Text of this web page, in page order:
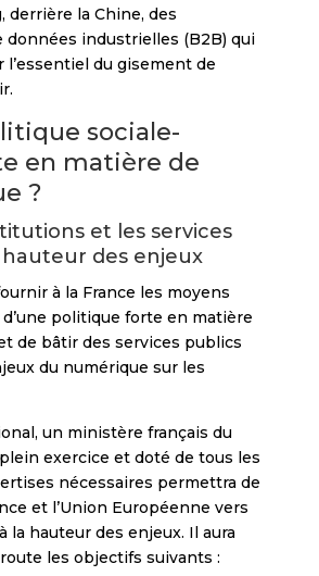
derrière la Chine, des
données industrielles (B2B) qui
du gisement de
sociale-
en matière de
?
et les services
des enjeux
à la France les moyens
politique forte en matière
de bâtir des services publics
du numérique sur les
un ministère français du
exercice et doté de tous les
nécessaires permettra de
et l’Union Européenne vers
la hauteur des enjeux. Il aura
les objectifs suivants :